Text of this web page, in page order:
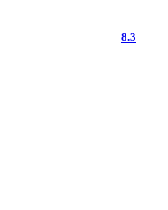
8.3